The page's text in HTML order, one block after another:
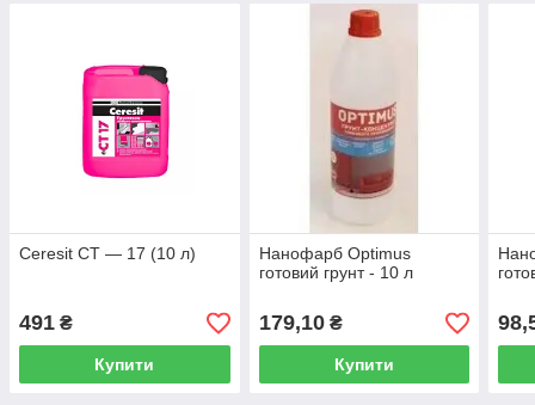
Ceresit СТ — 17 (10 л)
491 ₴
Купити
Нанофарб Optimus
готовий грунт - 10 л
179,10₴
Купити